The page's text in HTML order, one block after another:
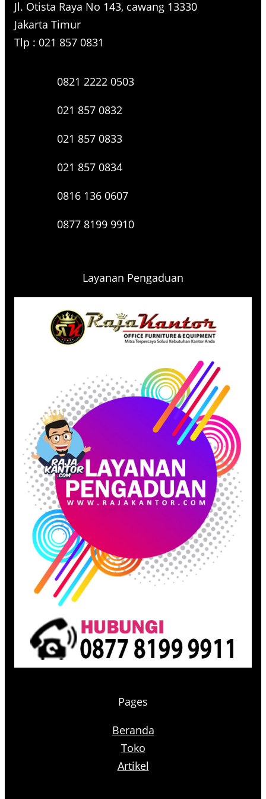
Jl. Otista Raya No 143, cawang 13330
Jakarta Timur
Tlp : 021 857 0831
0821 2222 0503
021 857 0832
021 857 0833
021 857 0834
0816 136 0607
0877 8199 9910
Layanan Pengaduan
Pages
Beranda
Toko
Artikel